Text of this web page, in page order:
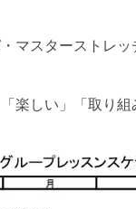
マスターストレ
「楽しい」「取り